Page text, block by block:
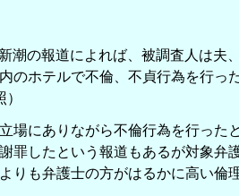
潮の報道によれば、被調査人は夫
のホテルで不倫、不貞行為を行っ
場にありながら不倫行為を行った
罪したという報道もあるが対象弁
りも弁護士の方がはるかに高い倫